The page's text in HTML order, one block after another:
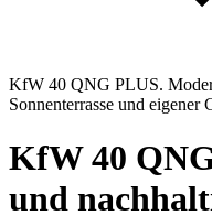
KfW 40 QNG PLUS.
Sonnenterrasse und
KfW 40
und